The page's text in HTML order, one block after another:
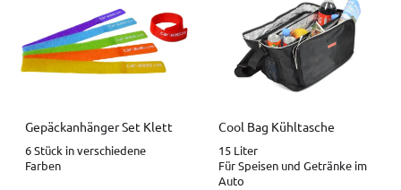
Gepäckanhänger Set Klett
6 Stück in verschiedene
Farben
Cool Bag Kühltasche
15 Liter
Für Speisen und Getränke im
Auto